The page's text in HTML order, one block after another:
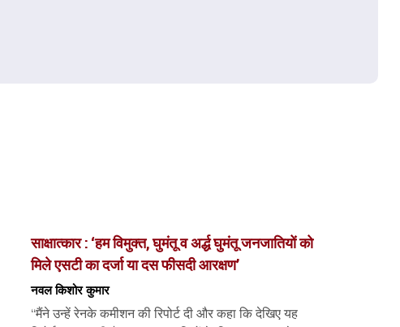
साक्षात्कार : ‘हम विमुक्त, घुमंतू व अर्द्ध घुमंतू जनजातियों को
मिले एसटी का दर्जा या दस फीसदी आरक्षण’
नवल किशोर कुमार
“मैंने उन्हें रेनके कमीशन की रिपोर्ट दी और कहा कि देखिए यह